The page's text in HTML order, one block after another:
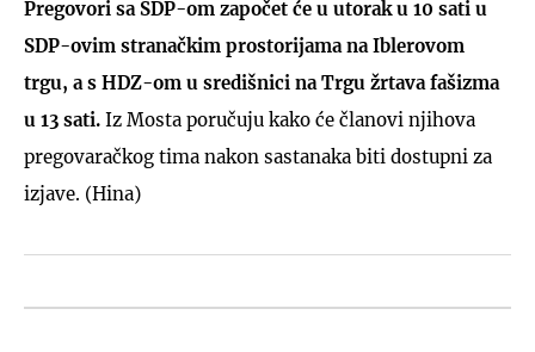
Pregovori sa SDP-om započet će u utorak u 10 sati u
SDP-ovim stranačkim prostorijama na Iblerovom
trgu, a s HDZ-om u središnici na Trgu žrtava fašizma
u 13 sati. Iz Mosta poručuju kako će članovi njihova
pregovaračkog tima nakon sastanaka biti dostupni za
izjave. (Hina)